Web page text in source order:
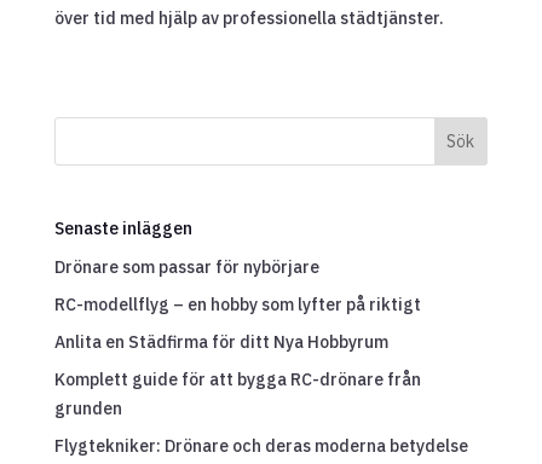
över tid med hjälp av professionella städtjänster.
Sök
Senaste inläggen
Drönare som passar för nybörjare
RC-modellflyg – en hobby som lyfter på riktigt
Anlita en Städfirma för ditt Nya Hobbyrum
Komplett guide för att bygga RC-drönare från
grunden
Flygtekniker: Drönare och deras moderna betydelse